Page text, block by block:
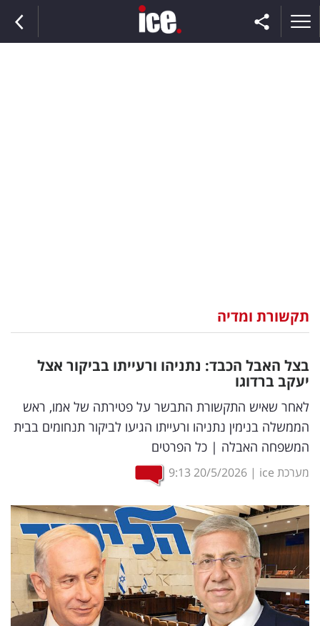
וצרכנות
דיגיטל
וטק
שיווק
ופרסום
מדדים
ומחקרים
דעות
רכילות
תקשורת ומדיה
בצל האבל הכבד: נתניהו ורעייתו בביקור אצל
יעקב ברדוגו
לאחר שאיש התקשורת התבשר על פטירתה של אמו, ראש
הממשלה בנימין נתניהו ורעייתו הגיעו לביקור תנחומים בבית
המשפחה האבלה | כל הפרטים
מערכת ice |
20/5/2026
9:13